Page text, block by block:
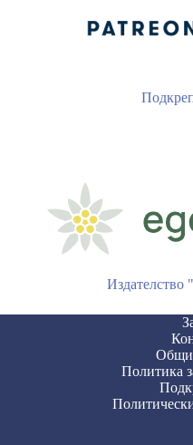
Издателство
Общи
Политика